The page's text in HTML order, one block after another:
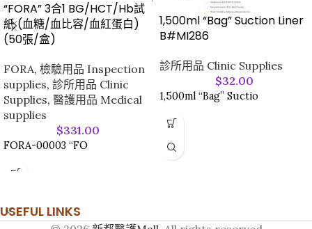
“FORA” 3合1 BG/HCT/Hb試
紙 (血糖/血比容/血紅蛋白)
(50張/盒)
FORA, 檢驗用品 Inspection
supplies, 診所用品 Clinic
Supplies, 醫護用品 Medical
supplies
$331.00
FORA-00003 “FO
1,500ml “Bag” Suction Liner
B#MI286
診所用品 Clinic Supplies
$32.00
1,500ml “Bag” Suctio
USEFUL LINKS